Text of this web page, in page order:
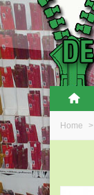
Home >